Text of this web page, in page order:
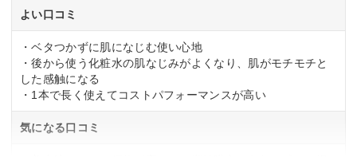
よい口コミ
・ベタつかずに肌になじむ使い心地
・後から使う化粧水の肌なじみがよくなり、肌がモチモチと
した感触になる
・1本で長く使えてコストパフォーマンスが高い
気になる口コミ